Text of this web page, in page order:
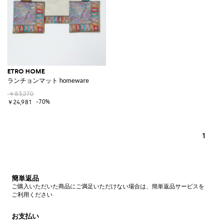
ETRO HOME
ランチョンマット homeware
￥83,270
￥24,981
-70%
1
簡単返品
ご購入いただいた商品にご満足いただけない場合は、簡単返品サービスを
ご利用ください
お支払い